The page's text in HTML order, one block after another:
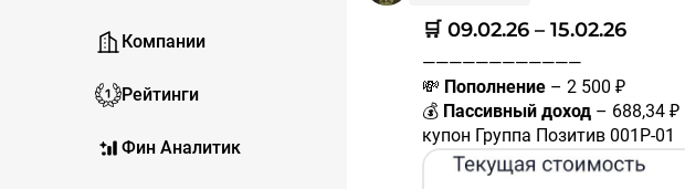
Компании
Рейтинги
Фин Аналитик
🛒 09.02.26 – 15.02.26
————————————
💸 Пополнение – 2 500 ₽
💰 Пассивный доход – 688,34 ₽
купон Группа Позитив 001Р-01
#RU000A109098– 145,5 ₽